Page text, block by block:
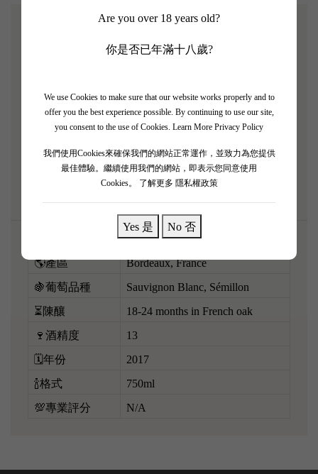
Are you over 18 years old?
你是否已年滿十八歲?
We use Cookies to make sure that our website works properly and to
offer you the best experience possible. By continuing to use our site,
you consent to the use of Cookies. Learn More Privacy Policy
我們使用Cookies來確保我們的網站正常運作，並致力為您提供
最佳體驗。繼續使用我們的網站，即表示您同意使用
Cookies。
了解更多 隱私權政策
Yes 是 No 否
d'Argent）絕對係波爾多白酒界嘅天花板！2017 年係
口感極度豐厚圓潤，帶有奶油般嘅順滑感，但同時有
清脆嘅酸度頂住，完全唔會覺得漏。複雜度極高，餘
韻悠長。用嚟配搭高級海鮮，例如花雕蛋白蒸蟹鉗或
者龍蝦，真係無得頂！
🌎產區 Bordeaux, France
🍇葡萄品種 Sauvignon Blanc, Sémillon
⏳陳釀 18-24 months in French oak
🍷酒精度 13
🗓️年份 2017
🍾格式 750ml
💯專業評分 N/A